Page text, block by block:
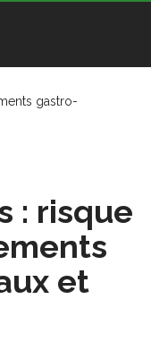
gastro-
: risque
et